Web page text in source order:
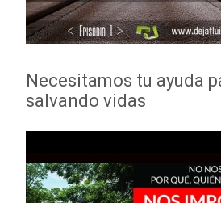
Necesitamos tu ayuda
salvando vidas